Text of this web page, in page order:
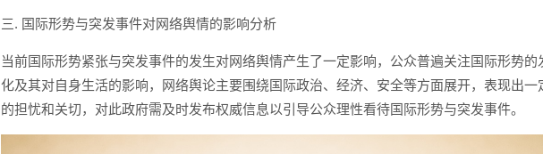
三. 国际形势与突发事件对网络舆情的影响分析
当前国际形势紧张与突发事件的发生对网络舆情产生了一定影响，公众普遍关注国际形势的
化及其对自身生活的影响，网络舆论主要围绕国际政治、经济、安全等方面展开，表现出一
的担忧和关切，对此政府需及时发布权威信息以引导公众理性看待国际形势与突发事件。